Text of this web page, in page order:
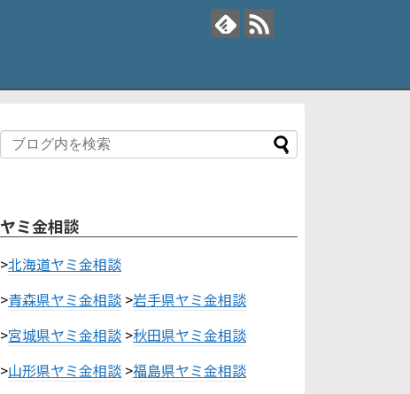
ヤミ金相談
>北海道ヤミ金相談
>青森県ヤミ金相談 >岩手県ヤミ金相談
>宮城県ヤミ金相談 >秋田県ヤミ金相談
>山形県ヤミ金相談 >福島県ヤミ金相談